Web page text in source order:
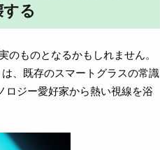
る
ものとなるかもしれません。
、既存のスマートグラスの常識
ロジー愛好家から熱い視線を浴